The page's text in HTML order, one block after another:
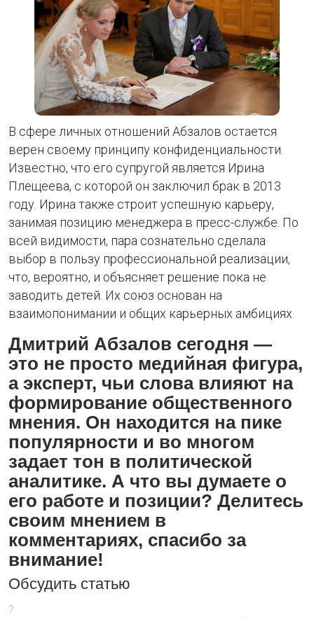
В сфере личных отношений Абзалов остается
верен своему принципу конфиденциальности.
Известно, что его супругой является Ирина
Плещеева, с которой он заключил брак в 2013
году. Ирина также строит успешную карьеру,
занимая позицию менеджера в пресс-службе. По
всей видимости, пара сознательно сделала
выбор в пользу профессиональной реализации,
что, вероятно, и объясняет решение пока не
заводить детей. Их союз основан на
взаимопонимании и общих карьерных амбициях.
Дмитрий Абзалов сегодня —
это не просто медийная фигура,
а эксперт, чьи слова влияют на
формирование общественного
мнения. Он находится на пике
популярности и во многом
задает тон в политической
аналитике. А что вы думаете о
его работе и позиции? Делитесь
своим мнением в
комментариях, спасибо за
внимание!
Обсудить статью
?